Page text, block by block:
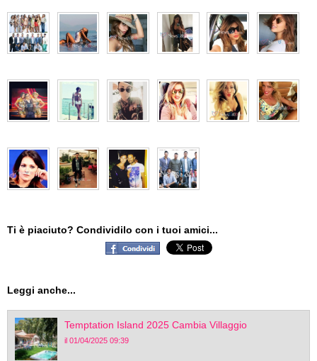
Ti è piaciuto? Condividilo con i tuoi amici...
Leggi anche...
Temptation Island 2025 Cambia Villaggio
il 01/04/2025 09:39